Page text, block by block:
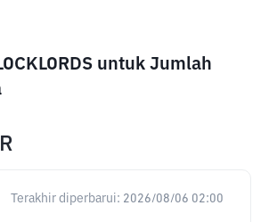
untuk Jumlah
Terakhir diperbarui: 2026/08/06 02:00